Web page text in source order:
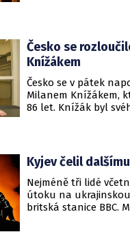
Česko se
Knížákem
Česko se v pátek
Milanem Knížákem,
86 let. Knížák byl
Kyjev čelil
Nejméně tři lidé
útoku na
britská stanice BBC.